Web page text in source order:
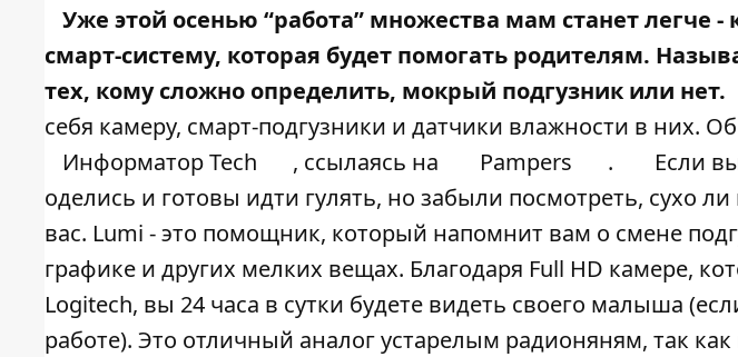
Уже этой осенью “работа” множества мам станет легче -
смарт-систему, которая будет помогать родителям.
тех, кому сложно определить, мокрый подгузник или нет.
себя камеру, смарт-подгузники и датчики влажности в них.
Информатор Tech
, ссылаясь на Pampers .
Если
оделись и готовы идти гулять, но забыли посмотреть, сухо ли
вас. Lumi - это помощник, который напомнит вам о смене
графике и других мелких вещах. Благодаря Full HD камере,
Logitech, вы 24 часа в сутки будете видеть своего малыша
работе). Это отличный аналог устарелым радионяням, так